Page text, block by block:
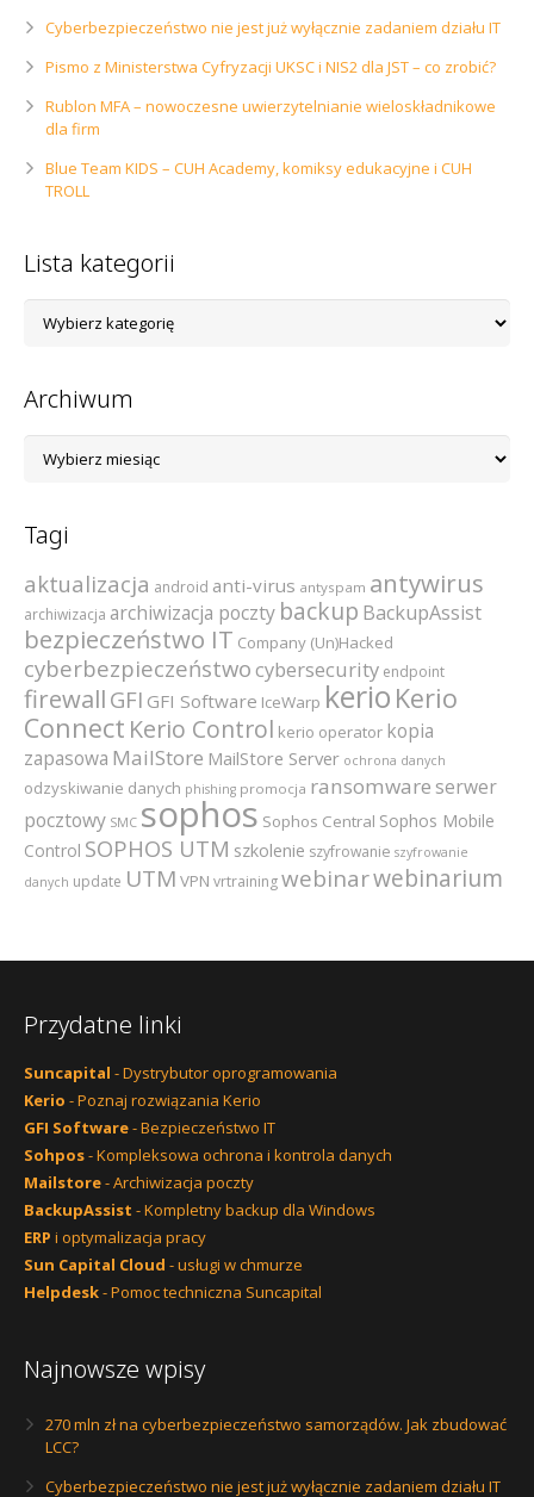
Cyberbezpieczeństwo nie jest już wyłącznie zadaniem działu IT
Pismo z Ministerstwa Cyfryzacji UKSC i NIS2 dla JST – co zrobić?
Rublon MFA – nowoczesne uwierzytelnianie wieloskładnikowe
dla firm
Blue Team KIDS – CUH Academy, komiksy edukacyjne i CUH
TROLL
Lista kategorii
kategorii
Archiwum
Tagi
aktualizacja android anti-virus antyspam antywirus
archiwizacja archiwizacja poczty backup BackupAssist
bezpieczeństwo IT Company (Un)Hacked
cyberbezpieczeństwocybersecurity endpoint
firewall GFI GFI Software IceWarp kerio Kerio
Connect Kerio Control kerio operator kopia
zapasowa MailStore MailStore Server ochrona danych
odzyskiwanie danych phishing promocja ransomware serwer
pocztowy SMC sophos Sophos Central Sophos Mobile
Control SOPHOS UTM szkolenie szyfrowanie szyfrowanie
danych update UTM VPN vrtrainingwebinarwebinarium
Przydatne linki
Suncapital - Dystrybutor oprogramowania
Kerio - Poznaj rozwiązania Kerio
GFI Software- Bezpieczeństwo IT
Sohpos- Kompleksowa ochrona i kontrola danych
Mailstore- Archiwizacja poczty
BackupAssist - Kompletny backup dla Windows
ERP i optymalizacja pracy
Sun Capital Cloud - usługi w chmurze
Helpdesk- Pomoc techniczna Suncapital
Najnowsze wpisy
270 mln zł na cyberbezpieczeństwo samorządów. Jak zbudować
LCC?
Cyberbezpieczeństwo nie jest już wyłącznie zadaniem działu IT